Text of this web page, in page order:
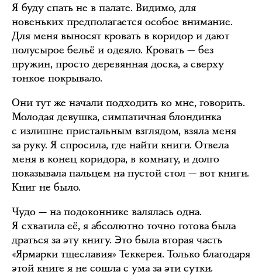
Я буду спать не в палате. Видимо, для
новеньких предполагается особое внимание.
Для меня выносят кровать в коридор и дают
полусырое бельё и одеяло. Кровать — без
пружин, просто деревянная доска, а сверху
тонкое покрывало.
Они тут же начали подходить ко мне, говорить.
Молодая девушка, симпатичная блондинка
с излишне пристальным взглядом, взяла меня
за руку. Я спросила, где найти книги. Отвела
меня в конец коридора, в комнату, и долго
показывала пальцем на пустой стол — вот книги.
Книг не было.
Чудо — на подоконнике валялась одна.
Я схватила её, я абсолютно точно готова была
драться за эту книгу. Это была вторая часть
«Ярмарки тщеславия» Теккерея. Только благодаря
этой книге я не сошла с ума за эти сутки.